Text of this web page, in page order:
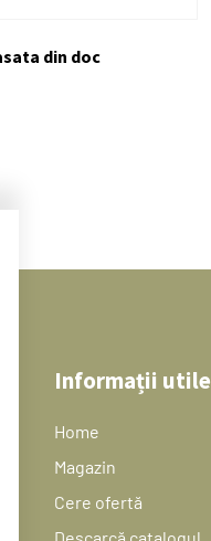
din doc
Informații utile
Home
Magazin
Cere ofertă
Descarcă catalogul